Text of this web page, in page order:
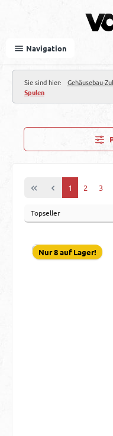
Navigation
Sie sind hier: Gehäusebau-
Spulen
Seite
1 Seite
2 3
Nur 8 auf Lager!